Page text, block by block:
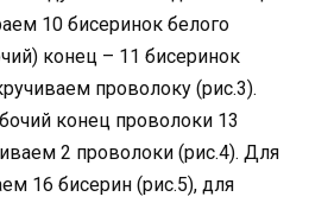
10 бисеринок белого
конец – 11 бисеринок
проволоку (рис.3).
конец проволоки 13
2 проволоки (рис.4). Для
16 бисерин (рис.5), для